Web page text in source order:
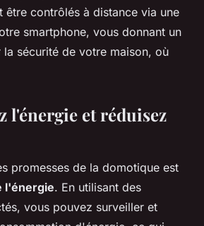
être contrôlés à distance via une
smartphone, vous donnant un
sécurité de votre maison, où
l'énergie et réduisez
promesses de la domotique est
l'énergie. En utilisant des
vous pouvez surveiller et